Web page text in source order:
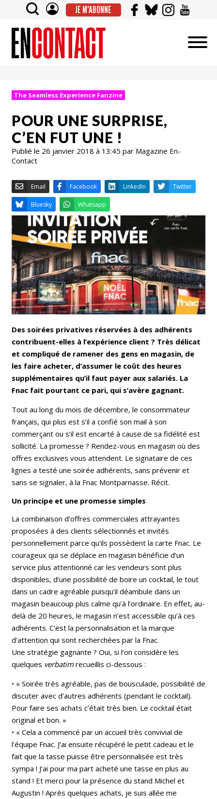
JE M'ABONNE
The Seamless Experience Fanzine
POUR UNE SURPRISE,
C’EN FUT UNE !
Publié le 26 janvier 2018 à 13:45 par Magazine En-
Contact
Email Facebook
Bluesky Whatsapp
Des soirées privatives réservées à des adhérents
contribuent-elles à l’expérience client ? Très délicat
et compliqué de ramener des gens en magasin, de
les faire acheter, d’assumer le coût des heures
supplémentaires qu’il faut payer aux salariés. La
Fnac fait pourtant ce pari, qui s’avère gagnant.
Tout au long du mois de décembre, le consommateur
français, qui plus est s’il a confié son mail à son
commerçant ou s’il est encarté à cause de sa fidélité est
sollicité. La promesse ? Rendez-vous en magasin où des
offres exclusives vous attendent. Le signataire de ces
lignes a testé une soirée adhérents, sans prévenir et
sans se signaler, à la Fnac Montparnasse. Récit.
Un principe et une promesse simples
La combinaison d’offres commerciales attrayantes
proposées à des clients sélectionnés et invités
personnellement parce qu’ils possèdent la carte Fnac. Le
courageux qui se déplace en magasin bénéficie d’un
service plus attentionné car les vendeurs sont plus
disponibles, d’une possibilité de boire un cocktail, le tout
dans un cadre agréable puisqu’il déambule dans un
magasin beaucoup plus calme qu’à l’ordinaire. En effet, au-
delà de 20 heures, le magasin n’est accessible qu’à ces
adhérents. C’est la personnalisation et la marque
d’attention qui sont recherchées par la Fnac.
Une stratégie gagnante ? Oui, si l’on considère les
quelques verbatimrecueillis ci-dessous :
• « Soirée très agréable, pas de bousculade, possibilité de
discuter avec d’autres adhérents (pendant le cocktail).
Pour faire ses achats c’était très bien. Le cocktail était
original et bon. »
• « Cela a commencé par un accueil très convivial de
l’équipe Fnac. J’ai ensuite récupéré le petit cadeau et le
fait que la tasse puisse être personnalisée est très
sympa ! J’ai pour ma part acheté une tasse en plus au
stand ! Et merci pour la présence du stand Michel et
Augustin ! Après quelques achats, je suis allée me